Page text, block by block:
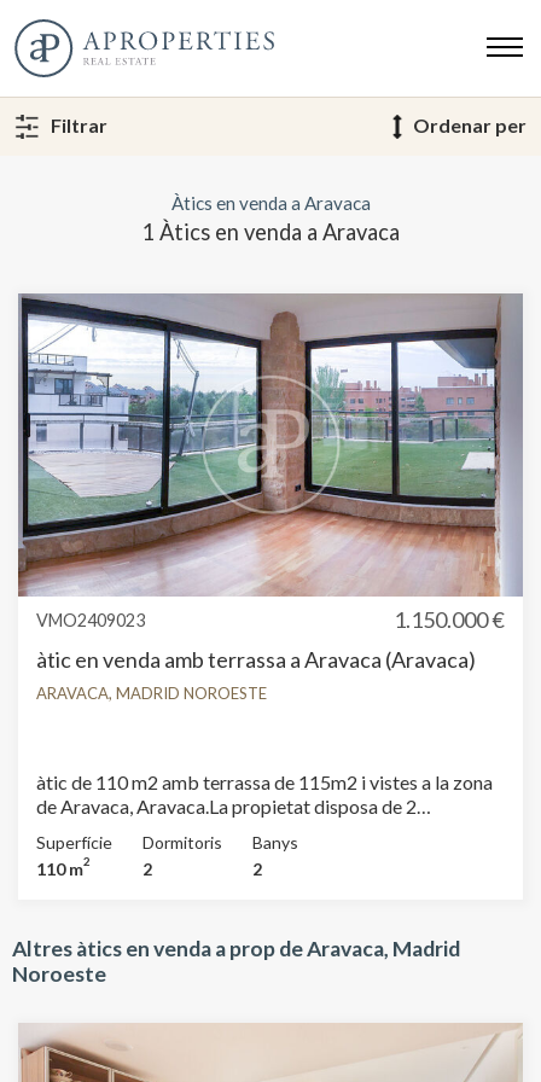
Filtrar Ordenar per
Àtics en venda a Aravaca
1 Àtics en venda a Aravaca
VMO2409023
1.150.000 €
àtic en venda amb terrassa a Aravaca (Aravaca)
ARAVACA, MADRID NOROESTE
àtic de 110 m2 amb terrassa de 115m2 i vistes a la zona
de Aravaca, Aravaca.La propietat disposa de 2
condicionat, armaris encastats, pati posterior, calefacció,
consergeria i traster.
Superfície
110 m2
Dormitoris
2
Banys
2
Altres àtics en venda a prop de Aravaca, Madrid
Noroeste
Modificar cookies
Tècniques i funcionals
Sempre activades